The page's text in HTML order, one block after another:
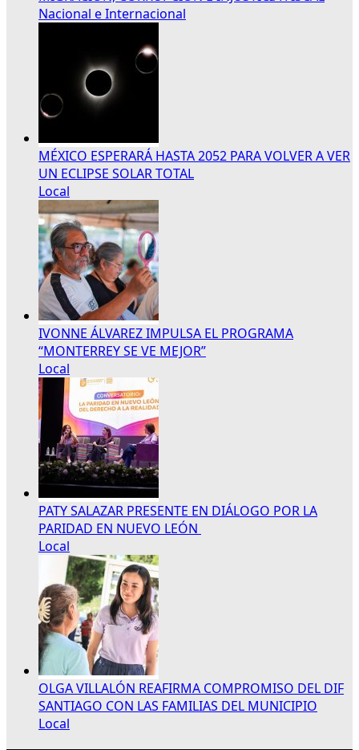
Nacional e Internacional
MÉXICO ESPERARÁ HASTA 2052 PARA VOLVER A VER
UN ECLIPSE SOLAR TOTAL
Local
IVONNE ÁLVAREZ IMPULSA EL PROGRAMA
“MONTERREY SE VE MEJOR”
Local
PATY SALAZAR PRESENTE EN DIÁLOGO POR LA
PARIDAD EN NUEVO LEÓN
Local
OLGA VILLALÓN REAFIRMA COMPROMISO DEL DIF
SANTIAGO CON LAS FAMILIAS DEL MUNICIPIO
Local